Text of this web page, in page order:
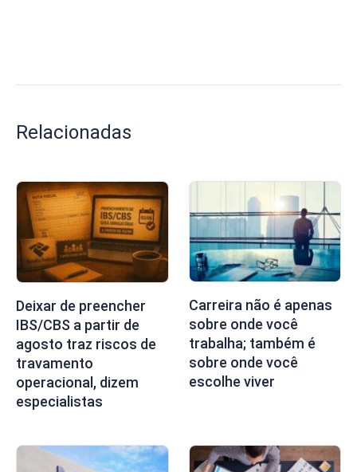
Relacionadas
Deixar de preencher
IBS/CBS a partir de
agosto traz riscos de
travamento
operacional, dizem
especialistas
Carreira não é apenas
sobre onde você
trabalha; também é
sobre onde você
escolhe viver